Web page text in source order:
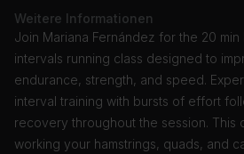
Weitere Informationen
Join Mariana Fernández for the 20 min
intervals running class designed to
endurance, strength, and speed.
interval training with bursts of effort
recovery throughout the session. This
working your hamstrings, quads, and